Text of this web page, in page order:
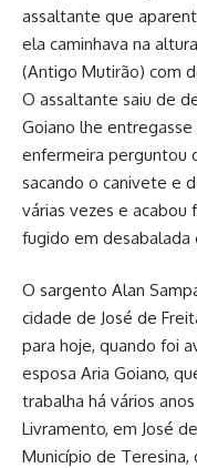
assaltante que
ela caminhava na
(Antigo Mutirão) com
O assaltante saiu de
Goiano lhe entregasse
enfermeira perguntou
sacando o canivete e
várias vezes e acabou
fugido em desabalada
O sargento Alan
cidade de José de
para hoje, quando foi
esposa Aria Goiano,
trabalha há vários
Livramento, em José
Município de